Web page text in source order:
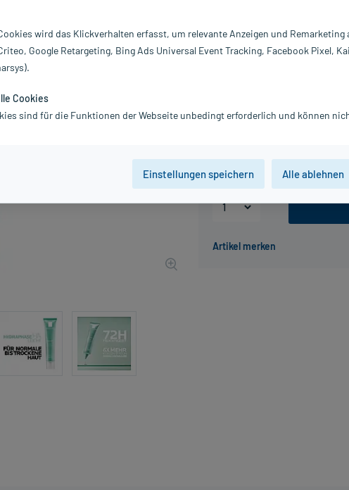
Inhalt:
PZN:
wird das Klickverhalten erfasst, um relevante Anzeigen und Remarketing
Google Retargeting, Bing Ads Universal Event Tracking, Facebook Pixel,
Cookies
sind für die Funktionen der Webseite unbedingt erforderlich und können
Einstellungen speichern Alle ablehnen